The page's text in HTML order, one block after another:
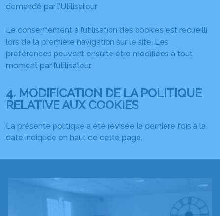
demandé par l’Utilisateur.
Le consentement à l’utilisation des cookies est recueilli
lors de la première navigation sur le site. Les
préférences peuvent ensuite être modifiées à tout
moment par l’utilisateur.
4. MODIFICATION DE LA POLITIQUE
RELATIVE AUX COOKIES
La présente politique a été révisée la dernière fois à la
date indiquée en haut de cette page.